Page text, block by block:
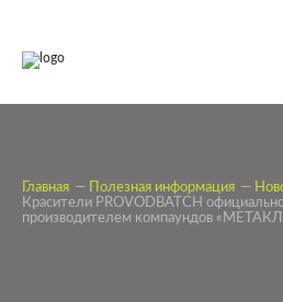
Главная Полезная информация
Красители PROVODBATCH
производителем компаундов